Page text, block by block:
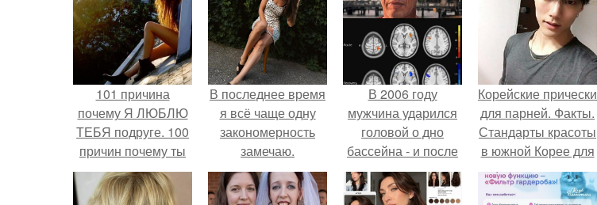
101 причина
почему Я ЛЮБЛЮ
ТЕБЯ подруге. 100
причин почему ты
моя лучшая
подруга.
В последнее время
я всё чаще одну
закономерность
замечаю.
В 2006 году
мужчина ударился
головой о дно
бассейна - и после
этого его жизнь
изменилась самым
Корейские прически
для парней. Факты.
Стандарты красоты
в южной Корее для
парней?